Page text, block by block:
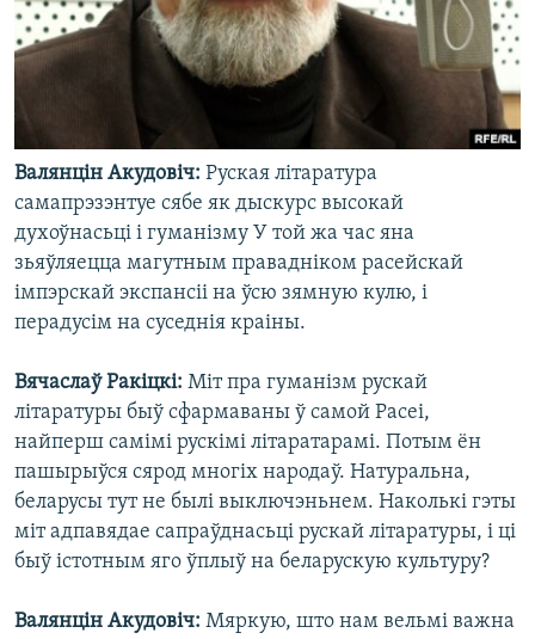
Валянцін Акудовіч: Руская літаратура
самапрэзэнтуе сябе як дыскурс высокай
духоўнасьці і гуманізму У той жа час яна
зьяўляецца магутным правадніком расейскай
імпэрскай экспансіі на ўсю зямную кулю, і
перадусім на суседнія краіны.
Вячаслаў Ракіцкі: Міт пра гуманізм рускай
літаратуры быў сфармаваны ў самой Расеі,
найперш самімі рускімі літаратарамі. Потым ён
пашырыўся сярод многіх народаў. Натуральна,
беларусы тут не былі выключэньнем. Наколькі гэты
міт адпавядае сапраўднасьці рускай літаратуры, і ці
быў істотным яго ўплыў на беларускую культуру?
Валянцін Акудовіч: Мяркую, што нам вельмі важна